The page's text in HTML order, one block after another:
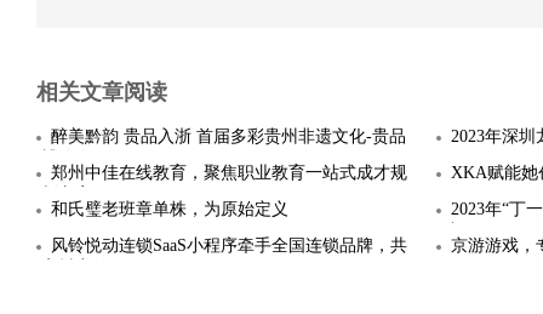
相关文章阅读
醉美黔韵 贵品入浙 首届多彩贵州非遗文化-贵品
2023年深
郑州中佳在线教育，聚焦职业教育一站式成才规
XKA赋能她
和氏璧老班章单株，为原始定义
2023年“丁
风铃悦动连锁SaaS小程序牵手全国连锁品牌，共
京游游戏，